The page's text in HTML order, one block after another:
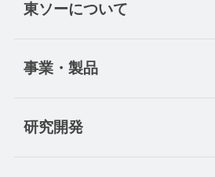
東ソーについて
事業・製品
研究開発